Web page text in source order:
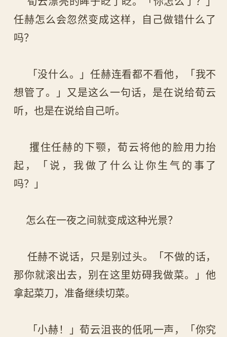
任赫怎么会忽然变成这样，自己做错什么了
吗？
「没什么。」任赫连看都不看他，「我不
想管了。」又是这么一句话，是在说给荀云
听，也是在说给自己听。
攫住任赫的下颚，荀云将他的脸用力抬
起，「说，我做了什么让你生气的事了
吗？」
怎么在一夜之间就变成这种光景？
任赫不说话，只是别过头。「不做的话，
那你就滚出去，别在这里妨碍我做菜。」他
拿起菜刀，准备继续切菜。
「小赫！」荀云沮丧的低吼一声，「你究